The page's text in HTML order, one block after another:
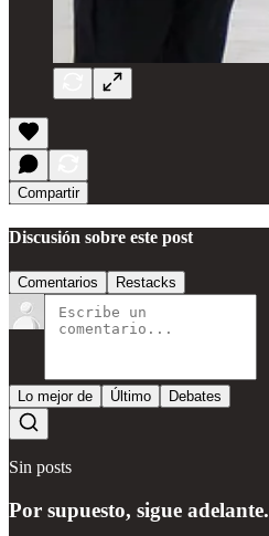
Compartir
Discusión sobre este post
Comentarios Restacks
Lo mejor de Último Debates
Sin posts
Por supuesto, sigue adelante.